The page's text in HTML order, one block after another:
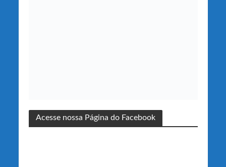
Acesse nossa Página do Facebook